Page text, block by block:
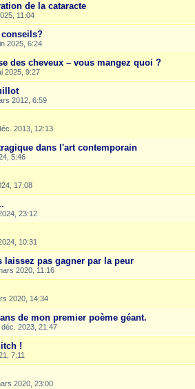
de la cataracte
11:04
conseils?
2025, 6:24
des cheveux – vous mangez quoi ?
2025, 9:27
2012, 6:59
2013, 12:13
dans l'art contemporain
5:46
17:08
23:12
10:31
laissez pas gagner par la peur
2020, 11:16
2020, 14:34
de mon premier poème géant.
2023, 21:47
!
7:11
2020, 23:00